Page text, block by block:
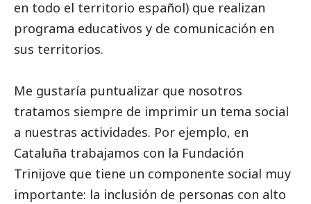
en todo el territorio español) que realizan
programa educativos y de comunicación en
sus territorios.
Me gustaría puntualizar que nosotros
tratamos siempre de imprimir un tema social
a nuestras actividades. Por ejemplo, en
Cataluña trabajamos con la Fundación
Trinijove que tiene un componente social muy
importante: la inclusión de personas con alto